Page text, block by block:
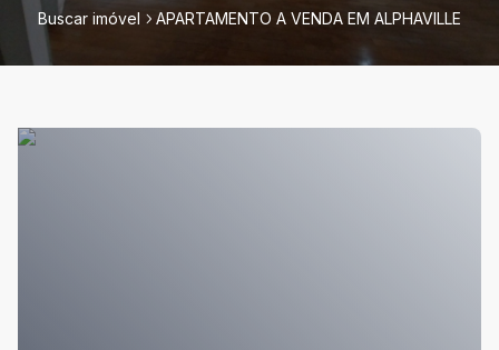
Buscar imóvel APARTAMENTO A VENDA EM ALPHAVILLE